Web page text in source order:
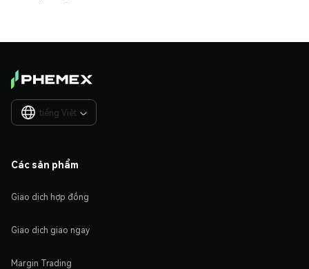
tiếng Việt 
Các sản phẩm
Giao dịch hợp đồng
Giao dịch giao ngay
Margin Trading